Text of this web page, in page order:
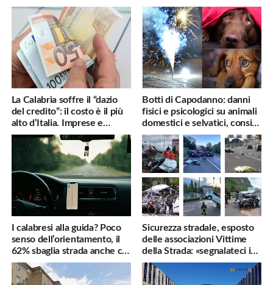
La Calabria soffre il “dazio
del credito”: il costo è il più
alto d’Italia. Imprese e
famiglie penalizzate
Botti di Capodanno: danni
fisici e psicologici su animali
domestici e selvatici, consigli
utili
I calabresi alla guida? Poco
senso dell’orientamento, il
62% sbaglia strada anche col
navigatore
Sicurezza stradale, esposto
delle associazioni Vittime
della Strada: «segnalateci i
pericoli, interverremo
subito»